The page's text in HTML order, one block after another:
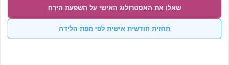
שאלו את האסטרולוג האישי על השפעת הירח
תחזית חודשית אישית לפי מפת הלידה